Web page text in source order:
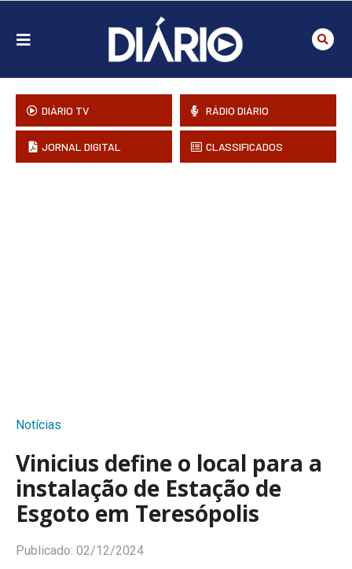
DIÁRIO TV RÁDIO DIÁRIO
JORNAL DIGITAL CLASSIFICADOS
Notícias
Vinicius define o local para a
instalação de Estação de
Esgoto em Teresópolis
Publicado: 02/12/2024